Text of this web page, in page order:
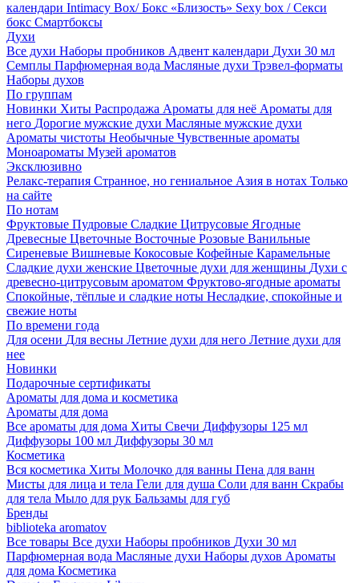
календари Intimacy Box/ Бокс «Близость» Sexy box / Секси
бокс Смартбоксы
Духи
Все духи Наборы пробников Адвент календари Духи 30 мл
Семплы Парфюмерная вода Масляные духи Трэвел-форматы
Наборы духов
По группам
Новинки Хиты Распродажа Ароматы для неё Ароматы для
него Дорогие мужские духи Масляные мужские духи
Ароматы чистоты Необычные Чувственные ароматы
Моноароматы Музей ароматов
Эксклюзивно
Релакс-терапия Странное, но гениальное Азия в нотах Только
на сайте
По нотам
Фруктовые Пудровые Сладкие Цитрусовые Ягодные
Древесные Цветочные Восточные Розовые Ванильные
Сиреневые Вишневые Кокосовые Кофейные Карамельные
Сладкие духи женские Цветочные духи для женщины Духи с
древесно-цитрусовым ароматом Фруктово-ягодные ароматы
Спокойные, тёплые и сладкие ноты Несладкие, спокойные и
свежие ноты
По времени года
Для осени Для весны Летние духи для него Летние духи для
нее
Новинки
Подарочные сертификаты
Ароматы для дома и косметика
Ароматы для дома
Все ароматы для дома Хиты Свечи Диффузоры 125 мл
Диффузоры 100 мл Диффузоры 30 мл
Косметика
Вся косметика Хиты Молочко для ванны Пена для ванн
Мисты для лица и тела Гели для душа Соли для ванн Скрабы
для тела Мыло для рук Бальзамы для губ
Бренды
biblioteka aromatov
Все товары Все духи Наборы пробников Духи 30 мл
Парфюмерная вода Масляные духи Наборы духов Ароматы
для дома Косметика